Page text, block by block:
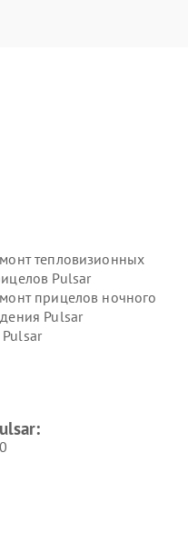
тепловизионных
Pulsar
прицелов ночного
Pulsar